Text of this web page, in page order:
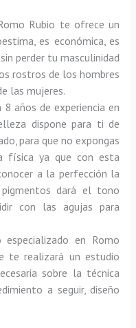
Rubio te ofrece un
es económica, es
perder tu masculinidad
rostros de los hombres
las mujeres.
años de experiencia en
dispone para ti de
para que no expongas
ya que con esta
a la perfección la
dará el tono
con las agujas para
en Romo
te realizará un estudio
sobre la técnica
a seguir, diseño